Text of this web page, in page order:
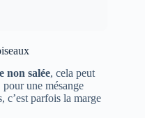
non salée, cela peut
une mésange
c’est parfois la marge